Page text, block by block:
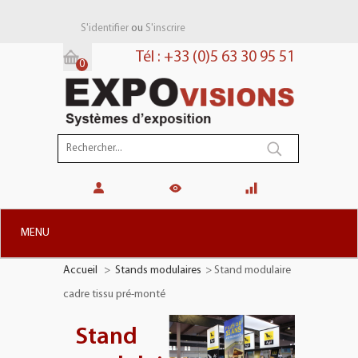
S'identifierou S'inscrire
Tél : +33 (0)5 63 30 95 51
Panier:
0
MENU
STANDS MODULAIRES
Accueil > Stands modulaires > Stand modulaire
cadre tissu pré-monté
Stand